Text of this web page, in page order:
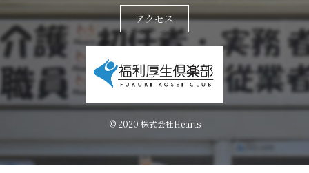
アクセス
© 2020 株式会社Hearts